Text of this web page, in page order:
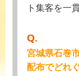
ト集客を一
Q.
宮城県石巻
配布でどれ